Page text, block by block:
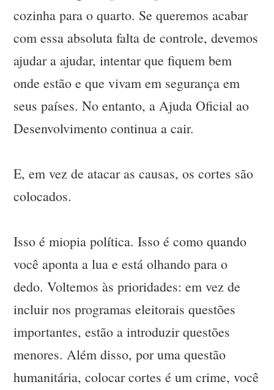
cozinha para o quarto. Se queremos acabar
com essa absoluta falta de controle, devemos
ajudar a ajudar, intentar que fiquem bem
onde estão e que vivam em segurança em
seus países. No entanto, a Ajuda Oficial ao
Desenvolvimento continua a cair.
E, em vez de atacar as causas, os cortes são
colocados.
Isso é miopia política. Isso é como quando
você aponta a lua e está olhando para o
dedo. Voltemos às prioridades: em vez de
incluir nos programas eleitorais questões
importantes, estão a introduzir questões
menores. Além disso, por uma questão
humanitária, colocar cortes é um crime, você